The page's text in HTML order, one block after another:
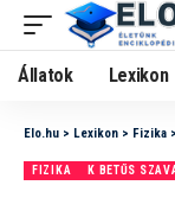
Állatok Lexikon
Elo.hu > Lexikon > Fizika >
FIZIKA K BETŰS